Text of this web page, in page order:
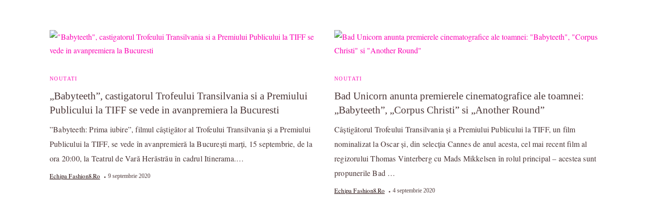
NOUTATI
„Babyteeth”, castigatorul Trofeului Transilvania si a Premiului
Publicului la TIFF se vede in avanpremiera la Bucuresti
”Babyteeth: Prima iubire”, filmul câștigător al Trofeului Transilvania și a Premiului
Publicului la TIFF, se vede în avanpremieră la București marți, 15 septembrie, de la
ora 20:00, la Teatrul de Vară Herăstrău în cadrul Itinerama.…
Echipa Fashion8.ro 9 septembrie 2020
NOUTATI
Bad Unicorn anunta premierele cinematografice ale toamnei:
„Babyteeth”, „Corpus Christi” si „Another Round”
Câștigătorul Trofeului Transilvania și a Premiului Publicului la TIFF, un film
nominalizat la Oscar și, din selecția Cannes de anul acesta, cel mai recent film al
regizorului Thomas Vinterberg cu Mads Mikkelsen în rolul principal – acestea sunt
propunerile Bad …
Echipa Fashion8.ro 4 septembrie 2020